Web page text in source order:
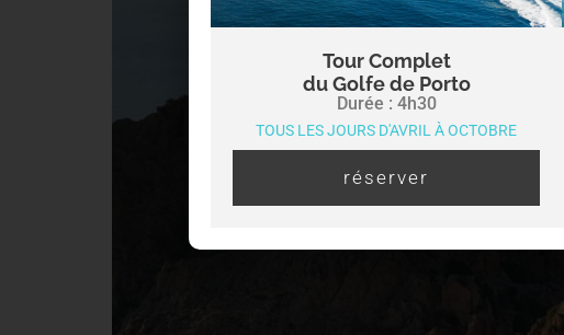
Tour Complet
du Golfe de Porto
Durée : 4h30
TOUS LES JOURS D'AVRIL À OCTOBRE
réserver